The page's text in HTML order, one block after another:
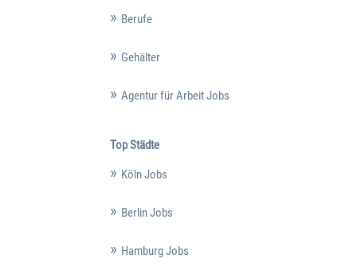
Berufe
Gehälter
Agentur für Arbeit Jobs
Top Städte
Köln Jobs
Berlin Jobs
Hamburg Jobs